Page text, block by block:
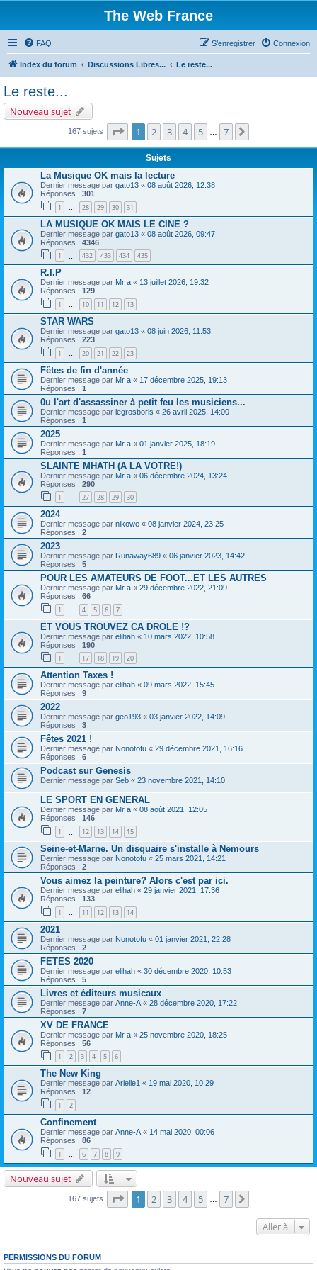
The Web France
FAQ Connexion
S’enregistrer
Index du forum Discussions Libres... Le reste...
Le reste...
Nouveau sujet
167 sujets Page sur7
1 2 3 4 5 7
Sujets
La Musique OK mais la lecture
Dernier message par gato13 « 08 août 2026, 12:38
Réponses : 301
1 … 28 29 30 31
LA MUSIQUE OK MAIS LE CINE ?
Dernier message par gato13 « 08 août 2026, 09:47
Réponses : 4346
1 432 433 434 435
R.I.P
Dernier message par Mr a « 13 juillet 2026, 19:32
Réponses : 129
1 … 10 11 12 13
STAR WARS
Dernier message par gato13 « 08 juin 2026, 11:53
Réponses : 223
1 … 20 21 22 23
Fêtes de fin d'année
Dernier message par Mr a « 17 décembre 2025, 19:13
Réponses : 1
0u l'art d'assassiner à petit feu les musiciens...
Dernier message par legrosboris « 26 avril 2025, 14:00
Réponses : 1
2025
Dernier message par Mr a « 01 janvier 2025, 18:19
Réponses : 1
SLAINTE MHATH (A LA VOTRE!)
Dernier message par Mr a « 06 décembre 2024, 13:24
Réponses : 290
1 27 28 29 30
2024
Dernier message par nikowe « 08 janvier 2024, 23:25
Réponses : 2
2023
Dernier message par Runaway689 « 06 janvier 2023, 14:42
Réponses : 5
POUR LES AMATEURS DE FOOT...ET LES AUTRES
Dernier message par Mr a « 29 décembre 2022, 21:09
Réponses : 66
1 … 4 5 6 7
ET VOUS TROUVEZ CA DROLE !?
Dernier message par elihah « 10 mars 2022, 10:58
Réponses : 190
1 17 18 19 20
Attention Taxes !
Dernier message par elihah « 09 mars 2022, 15:45
Réponses : 9
2022
Dernier message par geo193 « 03 janvier 2022, 14:09
Réponses : 3
Fêtes 2021 !
Dernier message par Nonotofu « 29 décembre 2021, 16:16
Réponses : 6
Podcast sur Genesis
Dernier message par Seb « 23 novembre 2021, 14:10
LE SPORT EN GENERAL
Dernier message par Mr a « 08 août 2021, 12:05
Réponses : 146
1 12 13 14 15
Seine-et-Marne. Un disquaire s'installe à Nemours
Dernier message par Nonotofu « 25 mars 2021, 14:21
Réponses : 2
Vous aimez la peinture? Alors c'est par ici.
Dernier message par elihah « 29 janvier 2021, 17:36
Réponses : 133
1 … 11 12 13 14
2021
Dernier message par Nonotofu « 01 janvier 2021, 22:28
Réponses : 2
FETES 2020
Dernier message par elihah « 30 décembre 2020, 10:53
Réponses : 5
Livres et éditeurs musicaux
Dernier message par Anne-A « 28 décembre 2020, 17:22
Réponses : 7
XV DE FRANCE
Dernier message par Mr a « 25 novembre 2020, 18:25
Réponses : 56
1 2 3 4 5 6
The New King
Dernier message par Arielle1 « 19 mai 2020, 10:29
Réponses : 12
1 2
Confinement
Dernier message par Anne-A « 14 mai 2020, 00:06
Réponses : 86
1 … 6 7 8 9
Nouveau sujet
167 sujets Page sur7
1 2 3 4 5 7
Aller à
PERMISSIONS DU FORUM